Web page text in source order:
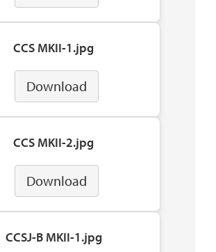
CCS MKII-1.jpg
Download
CCS MKII-2.jpg
Download
CCSJ-B MKII-1.jpg